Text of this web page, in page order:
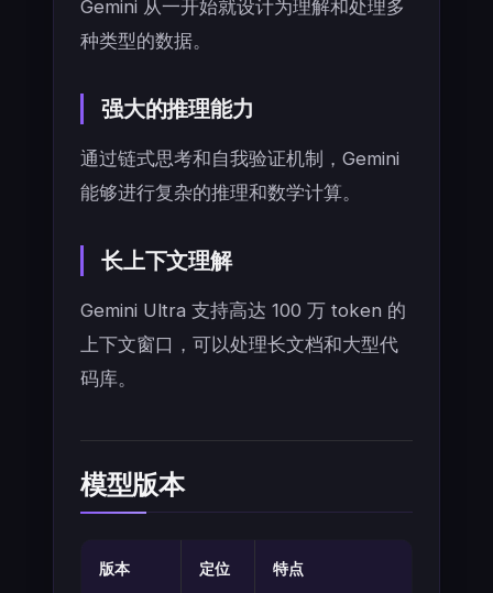
Gemini 从一开始就设计为理解和处理多
种类型的数据。
强大的推理能力
通过链式思考和自我验证机制，Gemini
能够进行复杂的推理和数学计算。
长上下文理解
Gemini Ultra 支持高达 100 万 token 的
上下文窗口，可以处理长文档和大型代
码库。
模型版本
版本 定位 特点